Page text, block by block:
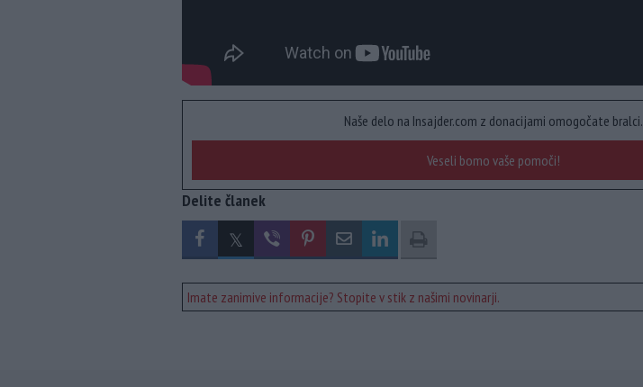
Naše delo na Insajder.com z donacijami omogočate bralci.
Veseli bomo vaše pomoči!
Delite članek
Imate zanimive informacije? Stopite v stik z našimi novinarji.